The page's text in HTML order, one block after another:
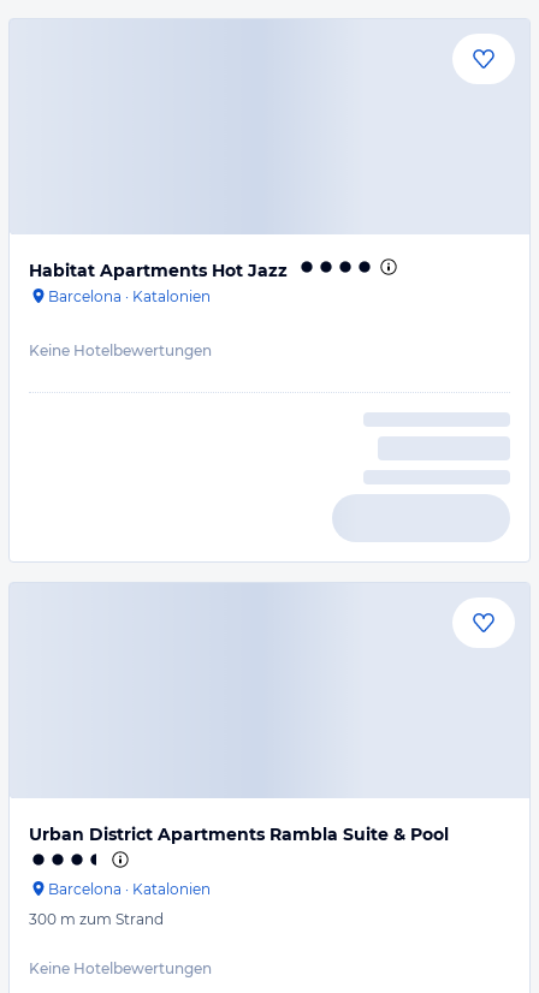
Habitat Apartments Hot Jazz
Barcelona · Katalonien
Keine Hotelbewertungen
Urban District Apartments Rambla Suite & Pool
Barcelona · Katalonien
300 m zum Strand
Keine Hotelbewertungen